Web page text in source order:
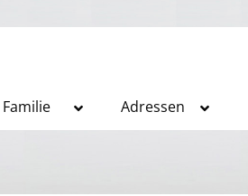
Familie Adressen